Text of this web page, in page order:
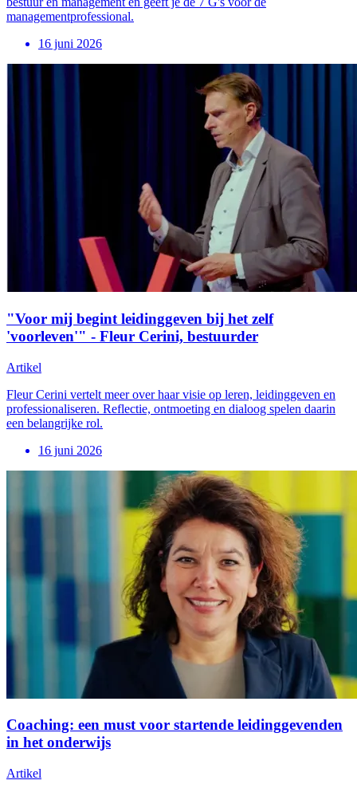
managementprofessional.
16 juni 2026
"Voor mij begint leidinggeven bij het zelf
'voorleven'" - Fleur Cerini, bestuurder
Artikel
Fleur Cerini vertelt meer over haar visie op leren, leidinggeven en
professionaliseren. Reflectie, ontmoeting en dialoog spelen daarin
een belangrijke rol.
16 juni 2026
Coaching: een must voor startende leidinggevenden
in het onderwijs
Artikel